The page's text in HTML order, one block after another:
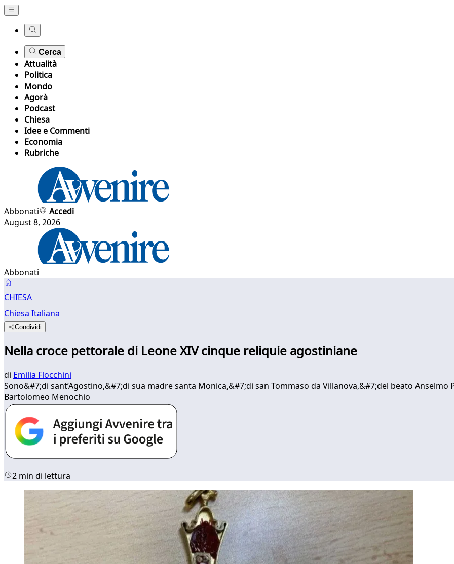
Cerca
Attualità
Politica
Mondo
Agorà
Podcast
Chiesa
Idee e Commenti
Economia
Rubriche
Abbonati
Accedi
August 8, 2026
Abbonati
CHIESA
Chiesa Italiana
Condividi
Nella croce pettorale di Leone XIV cinque reliquie agostiniane
di Emilia Flocchini
Sono&#7;di sant’Agostino,&#7;di sua madre santa Monica,&#7;di san Tommaso da Villanova,&#7;del beato
Bartolomeo Menochio
2 min di lettura